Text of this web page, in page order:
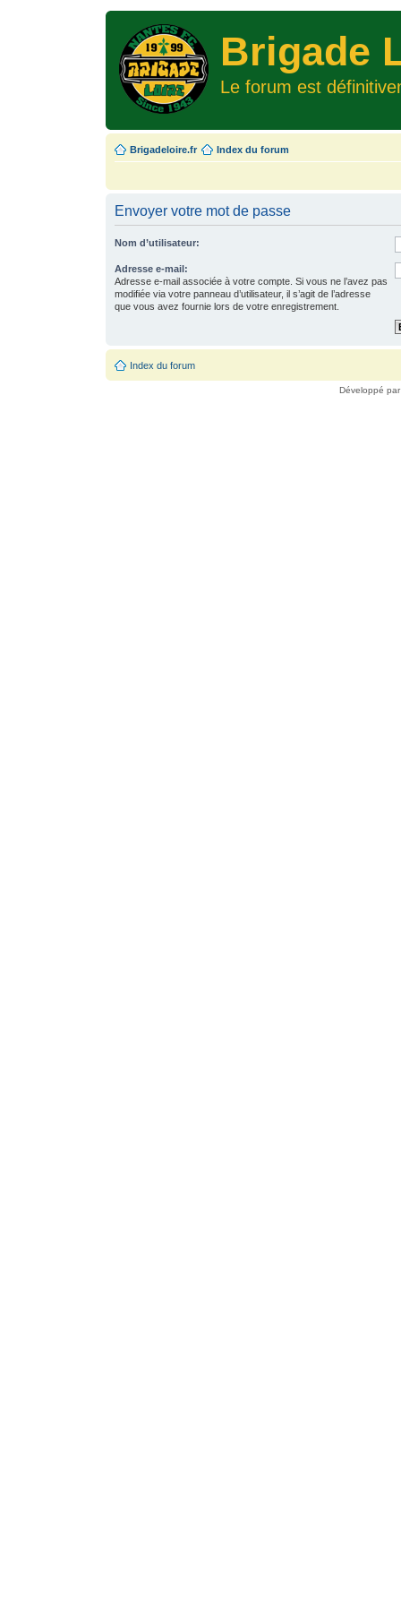
Brigade
Le forum est
Brigadeloire.fr Index du forum
Envoyer votre mot de passe
Nom d’utilisateur:
Adresse e-mail:
Adresse e-mail associée à votre compte. Si vous ne l’avez pas
modifiée via votre panneau d’utilisateur, il s’agit de l’adresse
que vous avez fournie lors de votre enregistrement.
Index du forum
Développé